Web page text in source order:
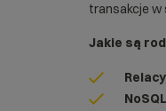
transakcje w
Jakie są
NoSQL